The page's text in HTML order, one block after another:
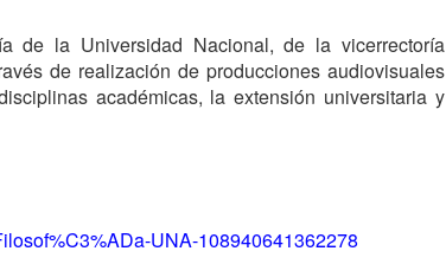
de la Universidad Nacional, de la vicerrectoría
de realización de producciones audiovisuales
académicas, la extensión universitaria y
UNA-108940641362278